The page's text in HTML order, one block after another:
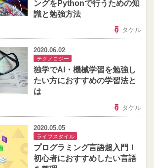
ングをPythonで行うための知
識と勉強方法
タケル
2020.06.02
テクノロジー
独学でAI・機械学習を勉強し
たい方におすすめの学習法と
は
タケル
2020.05.05
ライフスタイル
プログラミング言語超入門！
初心者におすすめしたい言語